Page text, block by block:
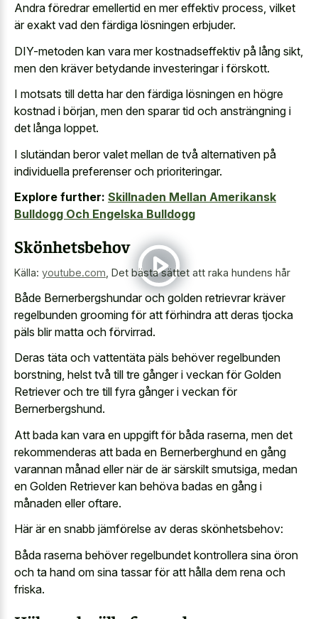
Andra föredrar emellertid en mer effektiv process, vilket
är exakt vad den färdiga lösningen erbjuder.
DIY-metoden kan vara mer kostnadseffektiv på lång sikt,
men den kräver betydande investeringar i förskott.
I motsats till detta har den färdiga lösningen en högre
kostnad i början, men den sparar tid och ansträngning i
det långa loppet.
I slutändan beror valet mellan de två alternativen på
individuella preferenser och prioriteringar.
Explore further: Skillnaden Mellan Amerikansk
Bulldogg Och Engelska Bulldogg
Skönhetsbehov
Källa: youtube.com Det bästa sättet att raka hundens hår
Både Bernerbergshundar och golden retrievrar kräver
regelbunden grooming för att förhindra att deras tjocka
päls blir matta och förvirrad.
Deras täta och vattentäta päls behöver regelbunden
borstning, helst två till tre gånger i veckan för Golden
Retriever och tre till fyra gånger i veckan för
Bernerbergshund.
Att bada kan vara en uppgift för båda raserna, men det
rekommenderas att bada en Bernerberghund en gång
varannan månad eller när de är särskilt smutsiga, medan
en Golden Retriever kan behöva badas en gång i
månaden eller oftare.
Här är en snabb jämförelse av deras skönhetsbehov:
Båda raserna behöver regelbundet kontrollera sina öron
och ta hand om sina tassar för att hålla dem rena och
friska.